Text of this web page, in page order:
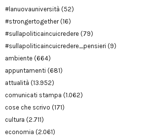
#lanuovauniversità (52)
#strongertogether(16)
#sullapoliticaincuicredere (79)
#sullapoliticaincuicredere_pensieri (9)
ambiente (664)
appuntamenti (681)
attualità (13.952)
comunicati stampa (1.062)
cose che scrivo (171)
cultura (2.711)
economia (2.061)